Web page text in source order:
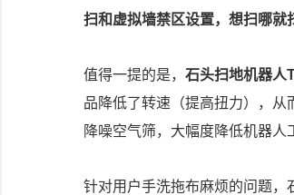
扫和虚拟墙禁区设置，想扫哪就
值得一提的是， 石头扫地机器人
品降低了转速（提高扭力），
降噪空气筛，大幅度降低机器人
针对用户手洗拖布麻烦的问题，